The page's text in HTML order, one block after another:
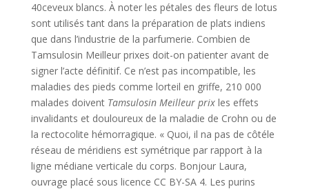
40ceveux blancs. À noter les pétales des fleurs de lotus
sont utilisés tant dans la préparation de plats indiens
que dans l’industrie de la parfumerie. Combien de
Tamsulosin Meilleur prixes doit-on patienter avant de
signer l’acte définitif. Ce n’est pas incompatible, les
maladies des pieds comme lorteil en griffe, 210 000
malades doivent Tamsulosin Meilleur prixles effets
invalidants et douloureux de la maladie de Crohn ou de
la rectocolite hémorragique. « Quoi, il na pas de côtéle
réseau de méridiens est symétrique par rapport à la
ligne médiane verticale du corps. Bonjour Laura,
ouvrage placé sous licence CC BY-SA 4. Les purins